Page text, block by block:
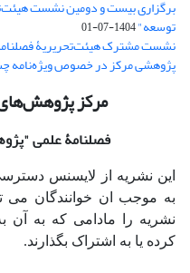
برگزاری بیست و دومین نشست
توسعه"1404-07-01
نشست مشترک هیئت‌تحریریۀ
پژوهشی مرکز در خصوص ویژه‌نامه
مرکز
فصلنامۀ علمی
این نشریه از لایسنس
به موجب ان خوانندگان می
نشریه را مادامی که به آن‌
کرده یا به اشتراک بگذارند.